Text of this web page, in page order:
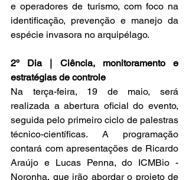
e operadores de turismo, com foco na
identificação, prevenção e manejo da
espécie invasora no arquipélago.
2º Dia | Ciência, monitoramento e
estratégias de controle
Na terça-feira, 19 de maio, será
realizada a abertura oficial do evento,
seguida pelo primeiro ciclo de palestras
técnico-científicas. A programação
contará com apresentações de Ricardo
Araújo e Lucas Penna, do ICMBio -
Noronha, que irão abordar o projeto de